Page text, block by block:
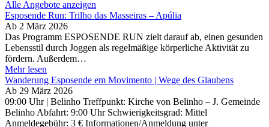
Alle Angebote anzeigen
Esposende Run: Trilho das Masseiras – Apúlia
Ab 2 März 2026
Das Programm ESPOSENDE RUN zielt darauf ab, einen gesunden
Lebensstil durch Joggen als regelmäßige körperliche Aktivität zu
fördern. Außerdem…
Mehr lesen
Wanderung Esposende em Movimento | Wege des Glaubens
Ab 29 März 2026
09:00 Uhr | Belinho Treffpunkt: Kirche von Belinho – J. Gemeinde
Belinho Abfahrt: 9:00 Uhr Schwierigkeitsgrad: Mittel
Anmeldegebühr: 3 € Informationen/Anmeldung unter